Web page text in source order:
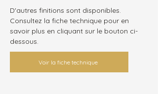
D'autres finitions sont disponibles.
Consultez la fiche technique pour en
savoir plus en cliquant sur le bouton ci-
dessous.
Voir la fiche technique